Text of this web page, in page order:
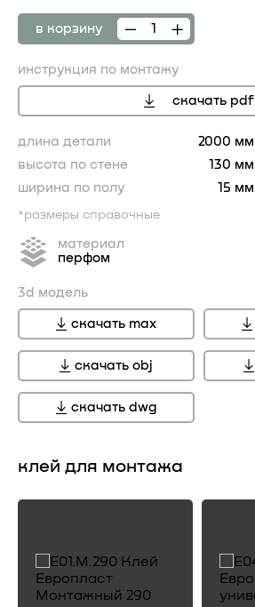
в корзину
инструкция по монтажу
скачать pdf
длина детали
2000 мм
высота по стене
130 мм
ширина по полу
15 мм
*размеры справочные
материал
перфом
3d модель
скачать max
скачать obj
скачать dwg
клей для монтажа